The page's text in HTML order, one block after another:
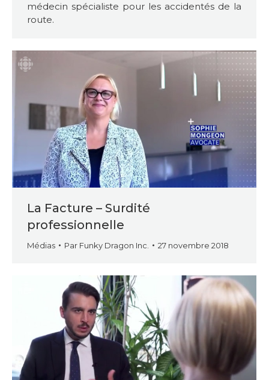
médecin spécialiste pour les accidentés de la
route.
La Facture – Surdité
professionnelle
Médias Par Funky Dragon Inc. 27 novembre 2018